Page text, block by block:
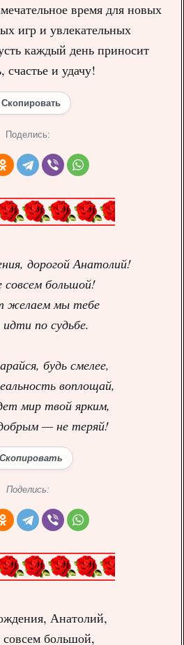
время для новых
игр и увлекательных
каждый день приносит
счастье и удачу!
Поделись:
дорогой Анатолий!
большой!
желаем мы тебе
по судьбе.
будь смелее,
воплощай,
мир твой ярким,
— не теряй!
Поделись:
Анатолий,
большой,